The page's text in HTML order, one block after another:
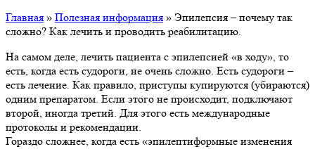
Главная » Полезная информация » Эпилепсия – почему так
сложно? Как лечить и проводить реабилитацию.
На самом деле, лечить пациента с эпилепсией «в ходу», то
есть, когда есть судороги, не очень сложно. Есть судороги –
есть лечение. Как правило, приступы купируются (убираются)
одним препаратом. Если этого не происходит, подключают
второй, иногда третий. Для этого есть международные
протоколы и рекомендации.
Гораздо сложнее, когда есть «эпилептиформные изменения